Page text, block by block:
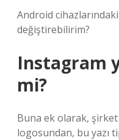
Android
değiştirebilirim?
Instagram
mi?
Buna ek olarak,
logosundan, bu yazı